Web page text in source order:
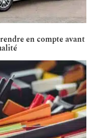
en compte avant